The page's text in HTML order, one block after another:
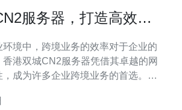
服务器，打造高效的
境中，跨境业务的效率对于企业的
港双城CN2服务器凭借其卓越的网
成为许多企业跨境业务的首选。本
用，帮助企业提升网络效率，降低